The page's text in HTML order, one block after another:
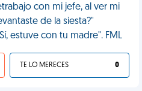
con mi jefe, al ver mi
de la siesta?"
estuve con tu madre". FML
TE LO MERECES 0